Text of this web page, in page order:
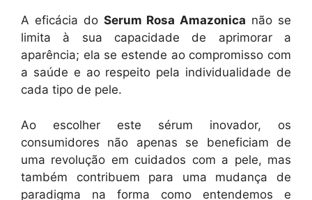
A eficácia do Serum Rosa Amazonica não se
limita à sua capacidade de aprimorar a
aparência; ela se estende ao compromisso com
a saúde e ao respeito pela individualidade de
cada tipo de pele.
Ao escolher este sérum inovador, os
consumidores não apenas se beneficiam de
uma revolução em cuidados com a pele, mas
também contribuem para uma mudança de
paradigma na forma como entendemos e